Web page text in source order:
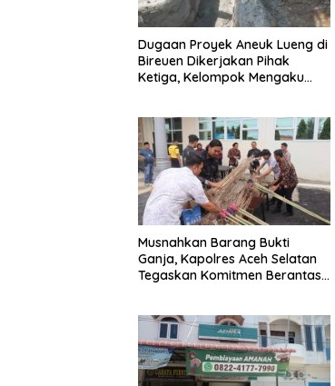
Dugaan Proyek Aneuk Lueng di
Bireuen Dikerjakan Pihak
Ketiga, Kelompok Mengaku
Musnahkan Barang Bukti
Ganja, Kapolres Aceh Selatan
Tegaskan Komitmen Berantas